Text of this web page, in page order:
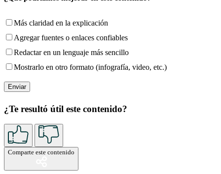
Más claridad en la explicación
Agregar fuentes o enlaces confiables
Redactar en un lenguaje más sencillo
Mostrarlo en otro formato (infografía, video, etc.)
¿Te resultó útil este contenido?
Comparte este contenido